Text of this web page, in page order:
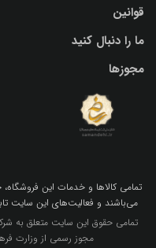
پرسش و پاسخ
اشتراک / تمدید
بلاگ پارس استاک
نکات و ترفندهای طراحی گرافیکی
(IR) 021 28428845
support@parsstock.ir
قوانین
شرایط استفاده از وب سایت
سیاست حفظ حریم شخصی کاربران
ما را دنبال کنید
مجوزها
تمامي كالاها و خدمات اين
مي‌باشند و فعاليت‌هاي اين سايت
تمامی حقوق این سایت متعلق به
مجوز رسمی از وزارت